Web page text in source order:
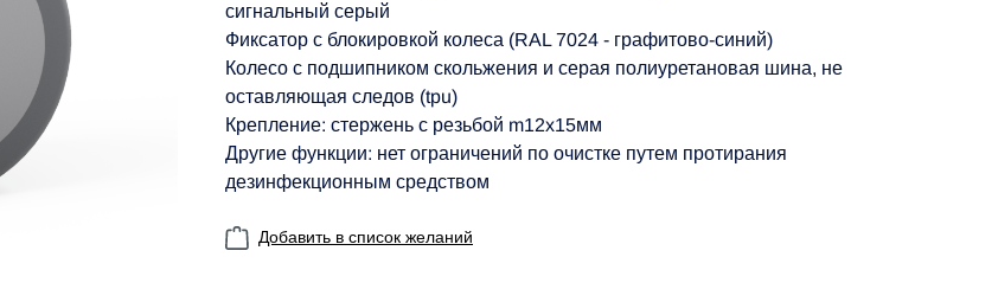
сигнальный серый
Фиксатор с блокировкой колеса (RAL 7024 - графитово-синий)
Колесо с подшипником скольжения и серая полиуретановая шина, не
оставляющая следов (tpu)
Крепление: стержень с резьбой m12x15мм
Другие функции: нет ограничений по очистке путем протирания
дезинфекционным средством
Добавить в список желаний